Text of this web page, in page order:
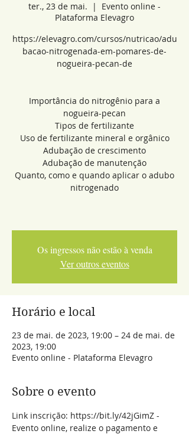
ter., 23 de mai.
  |
Evento online -
Plataforma Elevagro
https://elevagro.com/cursos/nutricao/adu
bacao-nitrogenada-em-pomares-de-
nogueira-pecan-de
Importância do nitrogênio para a
nogueira-pecan
Tipos de fertilizante
Uso de fertilizante mineral e orgânico
Adubação de crescimento
Adubação de manutenção
Quanto, como e quando aplicar o adubo
nitrogenado
Os ingressos não estão à venda
Ver outros eventos
Horário e local
23 de mai. de 2023, 19:00 – 24 de mai. de
2023, 19:00
Evento online - Plataforma Elevagro
Sobre o evento
Link inscrição: https://bit.ly/42jGimZ -
Evento online, realize o pagamento e